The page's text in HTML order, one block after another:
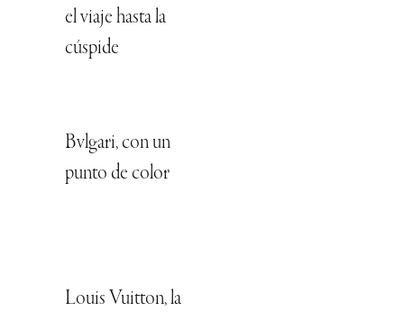
el viaje hasta la
cúspide
Bvlgari, con un
punto de color
Louis Vuitton, la